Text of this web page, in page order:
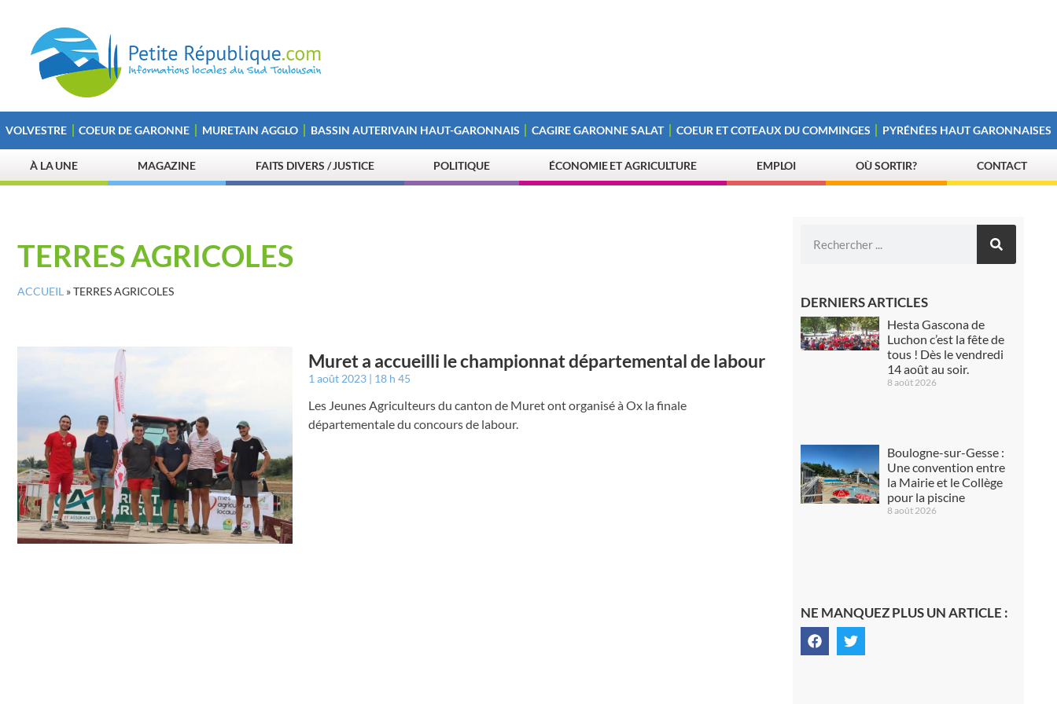
VOLVESTRE COEUR DE GARONNE MURETAIN AGGLO BASSIN AUTERIVAIN HAUT-GARONNAIS CAGIRE GARONNE SALAT COEUR ET COTEAUX DU COMMINGES PYRÉNÉES HAUT GARONNAISES
À LA UNE MAGAZINE FAITS DIVERS / JUSTICE POLITIQUE ÉCONOMIE ET AGRICULTURE EMPLOI OÙ SORTIR? CONTACT
TERRES AGRICOLES
ACCUEIL »TERRES AGRICOLES
Muret a accueilli le championnat départemental de labour
1 août 2023 18 h 45
Les Jeunes Agriculteurs du canton de Muret ont organisé à Ox la finale
départementale du concours de labour.
DERNIERS ARTICLES
Hesta Gascona de
Luchon c’est la fête de
tous ! Dès le vendredi
14 août au soir.
8 août 2026
Boulogne-sur-Gesse :
Une convention entre
la Mairie et le Collège
pour la piscine
8 août 2026
NE MANQUEZ PLUS UN ARTICLE :